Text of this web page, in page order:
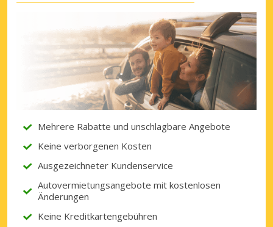
Mehrere Rabatte und unschlagbare Angebote
Keine verborgenen Kosten
Ausgezeichneter Kundenservice
Autovermietungsangebote mit kostenlosen
Änderungen
Keine Kreditkartengebühren